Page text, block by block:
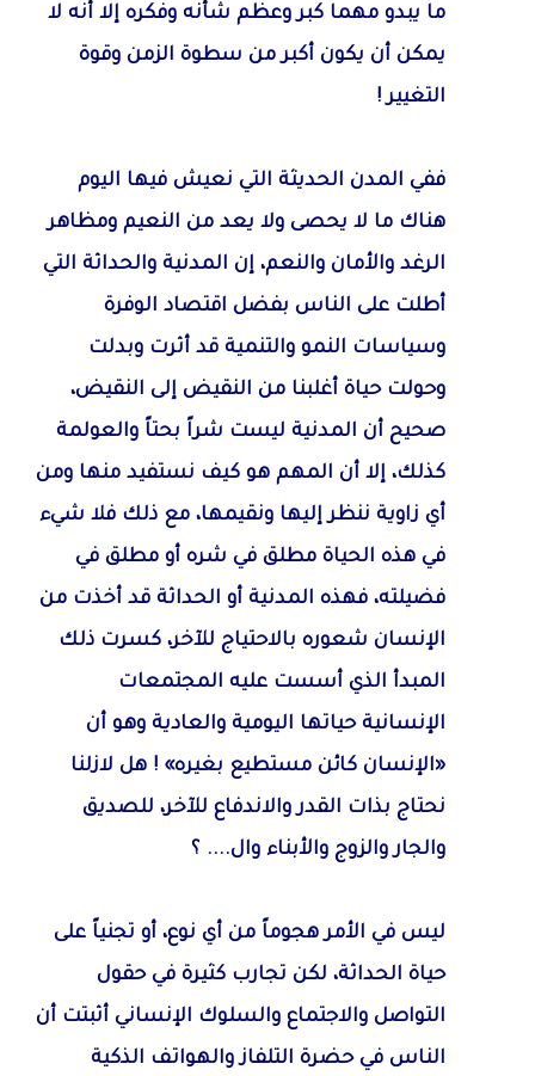
ما يبدو مهما كبر وعظم شأنه وفكره إلا أنه لا
يمكن أن يكون أكبر من سطوة الزمن وقوة
التغيير !
ففي المدن الحديثة التي نعيش فيها اليوم
هناك ما لا يحصى ولا يعد من النعيم ومظاهر
الرغد والأمان والنعم، إن المدنية والحداثة التي
أطلت على الناس بفضل اقتصاد الوفرة
وسياسات النمو والتنمية قد أثرت وبدلت
وحولت حياة أغلبنا من النقيض إلى النقيض،
صحيح أن المدنية ليست شراً بحتاً والعولمة
كذلك، إلا أن المهم هو كيف نستفيد منها ومن
أي زاوية ننظر إليها ونقيمها، مع ذلك فلا شيء
في هذه الحياة مطلق في شره أو مطلق في
فضيلته، فهذه المدنية أو الحداثة قد أخذت من
الإنسان شعوره بالاحتياج للآخر، كسرت ذلك
المبدأ الذي أسست عليه المجتمعات
الإنسانية حياتها اليومية والعادية وهو أن
«الإنسان كائن مستطيع بغيره» ! هل لازلنا
نحتاج بذات القدر والاندفاع للآخر، للصديق
والجار والزوج والأبناء وال.... ؟
ليس في الأمر هجوماً من أي نوع، أو تجنياً على
حياة الحداثة، لكن تجارب كثيرة في حقول
التواصل والاجتماع والسلوك الإنساني أثبتت أن
الناس في حضرة التلفاز والهواتف الذكية